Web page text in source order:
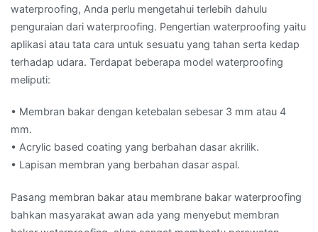
waterproofing, Anda perlu mengetahui terlebih dahulu
penguraian dari waterproofing. Pengertian waterproofing yaitu
aplikasi atau tata cara untuk sesuatu yang tahan serta kedap
terhadap udara. Terdapat beberapa model waterproofing
meliputi:
• Membran bakar dengan ketebalan sebesar 3 mm atau 4
mm.
• Acrylic based coating yang berbahan dasar akrilik.
• Lapisan membran yang berbahan dasar aspal.
Pasang membran bakar atau membrane bakar waterproofing
bahkan masyarakat awan ada yang menyebut membran